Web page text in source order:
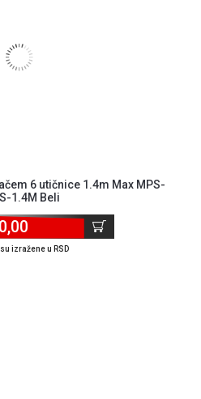
6 utičnice 1.4m Max MPS-
1.4M Beli
izražene u RSD